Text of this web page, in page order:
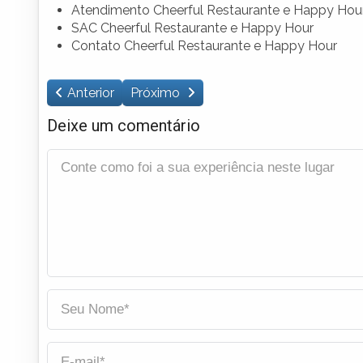
Atendimento Cheerful Restaurante e Happy
SAC Cheerful Restaurante e Happy Hour
Contato Cheerful Restaurante e Happy Hour
Anterior Próximo
Deixe um comentário